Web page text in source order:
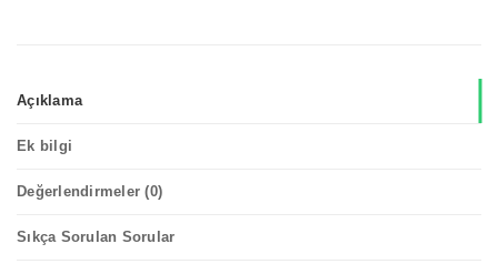
Açıklama
Ek bilgi
Değerlendirmeler (0)
Sıkça Sorulan Sorular